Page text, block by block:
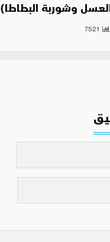
وشوربة البطاطا)
7521